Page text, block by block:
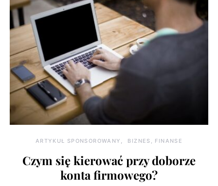
ARTYKUŁ SPONSOROWANY BIZNES, FINANSE
Czym się kierować przy doborze
konta firmowego?